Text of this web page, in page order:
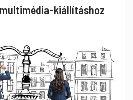
kiállításhoz